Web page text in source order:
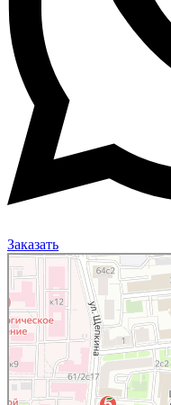
Заказать
Москва
Улица Гиляровского, 50 на
Яндекс Карты